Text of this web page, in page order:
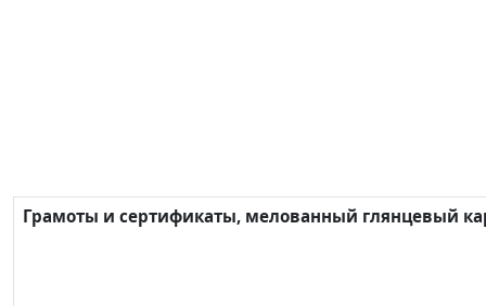
Грамоты и сертификаты, мелованный глянцевый